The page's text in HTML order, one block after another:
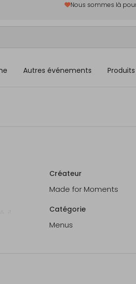
Nous sommes là
Autres événements
il
Créateur
Made for Moments
Catégorie
Menus